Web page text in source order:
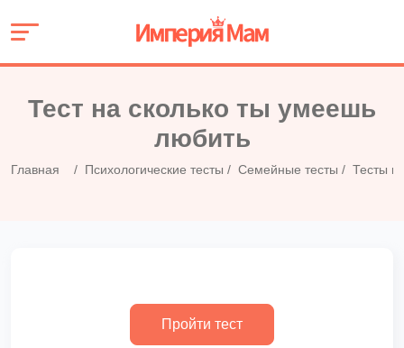
Тест на сколько ты умеешь
любить
Главная Психологические тесты Семейные тесты Тесты